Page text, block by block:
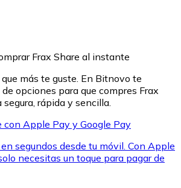
Frax Share al instante
más te guste. En Bitnovo te
opciones para que compres Frax
rápida y sencilla.
con Apple Pay y Google Pay
segundos desde tu móvil. Con Apple
necesitas un toque para pagar de